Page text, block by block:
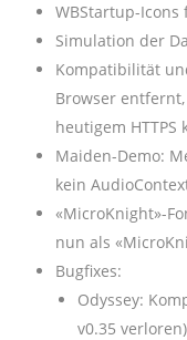
WBStartup-
Simulation der
Kompatibilität
Browser
heutigem
Maiden-Demo:
kein
«MicroKnight»-
nun als
Bugfixes:
Odyssey:
v0.35